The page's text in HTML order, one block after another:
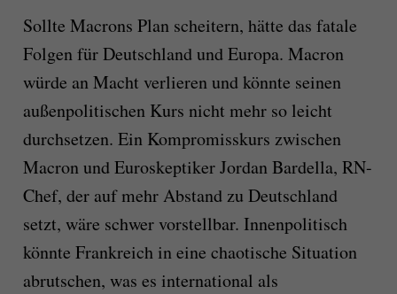
Sollte Macrons Plan scheitern, hätte das fatale
Folgen für Deutschland und Europa. Macron
würde an Macht verlieren und könnte seinen
außenpolitischen Kurs nicht mehr so leicht
durchsetzen. Ein Kompromisskurs zwischen
Macron und Euroskeptiker Jordan Bardella, RN-
Chef, der auf mehr Abstand zu Deutschland
setzt, wäre schwer vorstellbar. Innenpolitisch
könnte Frankreich in eine chaotische Situation
abrutschen, was es international als